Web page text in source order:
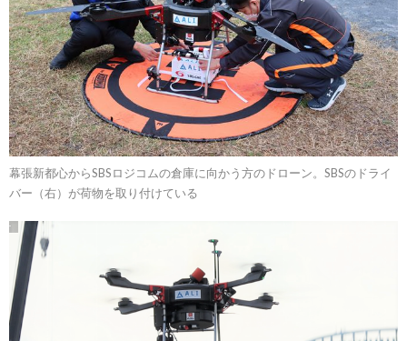
幕張新都心からSBSロジコムの倉庫に向かう方のドローン。SBSのドライ
バー（右）が荷物を取り付けている